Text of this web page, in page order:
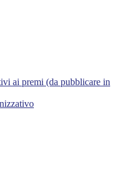
ai premi (da pubblicare in